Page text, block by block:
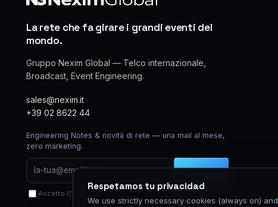
La rete che fa girare i grandi eventi del
mondo.
Gruppo Nexim Global — Telco internazionale,
Broadcast, Event Engineering.
sales@nexim.it
+39 02 8622 44
Engineering Notes & novità di rete — una mail al mese,
zero marketing.
Iscrivimi
Accetto l\'informativa privacy
Respetamos tu privacidad
We use strictly necessary cookies (always on)